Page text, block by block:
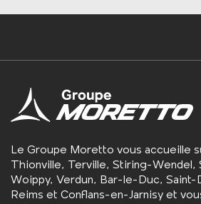
Le Groupe Moretto vous accueille
Thionville, Terville, Stiring-Wendel,
Woippy, Verdun, Bar-le-Duc, Saint-
Reims et Conflans-en-Jarnisy et